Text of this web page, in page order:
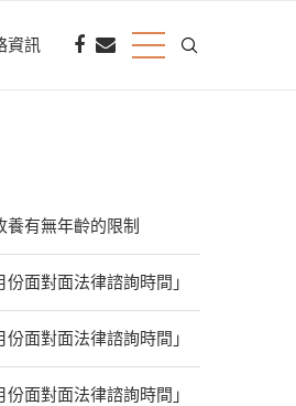
資訊
養有無年齡的限制
份面對面法律諮詢時間」
份面對面法律諮詢時間」
份面對面法律諮詢時間」